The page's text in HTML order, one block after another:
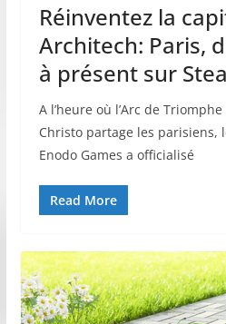
Réinventez la
Architech: Paris,
à présent sur
A l’heure où l’Arc de
Christo partage les
Enodo Games a officialisé
Read More